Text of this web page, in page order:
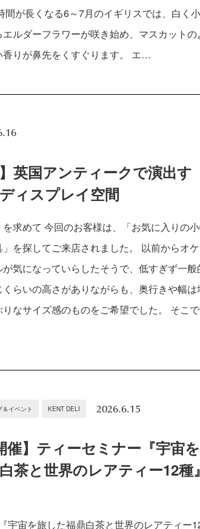
間が長くなる6～7月のイギリスでは、白く小
ルダーフラワーが咲き始め、マスカットの
香りが鼻先をくすぐります。 エ…
】英国アンティークで演出す
ィスプレイ空間
求めて 今回のお客様は、「お気に入りの
を探してご来店されました。 以前からオ
気になっていらしたそうで、低すぎず一般
らいの高さがありながらも、奥行きや幅は
なサイズ感のものをご希望でした。 そこ
イベント KENT DELI 2026.6.15
催】ティーセミナー『宇宙を
茶と世界のレアティー12種』
宇宙を旅した福鼎白茶と世界のレアティー